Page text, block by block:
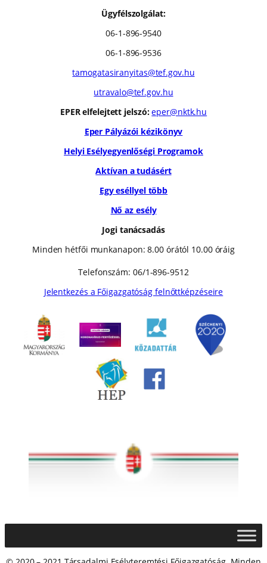
Ügyfélszolgálat:
06-1-896-9540
06-1-896-9536
tamogatasiranyitas@tef.gov.hu
utravalo@tef.gov.hu
EPER elfelejtett jelszó: eper@nktk.hu
Eper Pályázói kézikönyv
Helyi Esélyegyenlőségi Programok
Aktívan a tudásért
Egy eséllyel több
Nő az esély
Jogi tanácsadás
Minden hétfői munkanapon: 8.00 órától 10.00 óráig
Telefonszám: 06/1-896-9512
Jelentkezés a Főigazgatóság felnőttképzéseire